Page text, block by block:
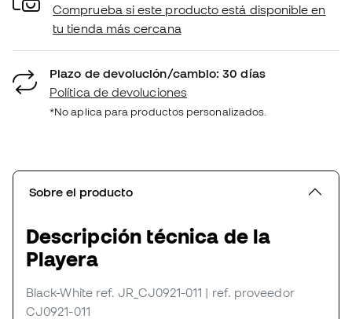
Comprueba si este producto está disponible en
tu tienda más cercana
Plazo de devolución/cambio: 30 días
Política de devoluciones
*No aplica para productos personalizados.
Sobre el producto
Descripción técnica de la
Playera
Black-White ref. JR_CJ0921-011 | ref. proveedor
CJ0921-011